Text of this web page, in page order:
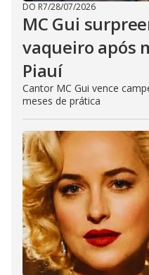
DO R7/28/07/2026
MC Gui
vaqueiro após
Piauí
Cantor MC Gui vence
meses de prática